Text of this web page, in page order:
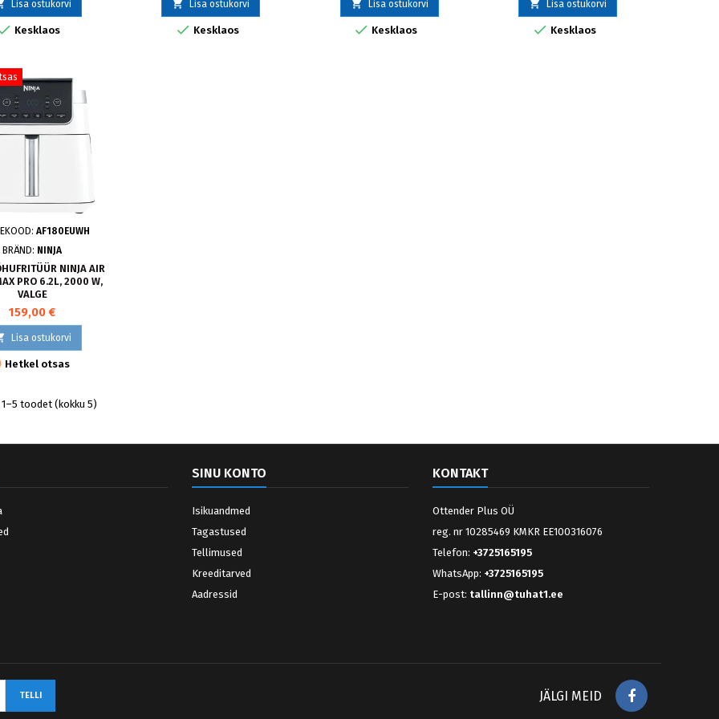
Lisa ostukorvi
Kesklaos
 Lisa ostukorvi
 Kesklaos
 Lisa ostukorvi
 Kesklaos
 Lisa ostukorvi
 Kesklaos
AF180EUWH
BRÄND: NINJA
NINJA AIR
PRO 6.2L, 2000 W,
VALGE
159,00 €
Lisa ostukorvi
Hetkel otsas
toodet (kokku 5)
SINU KONTO
Isikuandmed
Tagastused
Tellimused
Kreeditarved
Aadressid
KONTAKT
Ottender Plus OÜ
reg. nr 10285469 KMKR EE100316076
Telefon: +3725165195
WhatsApp: +3725165195
E-post: tallinn@tuhat1.ee
Facebook
JÄLGI MEID